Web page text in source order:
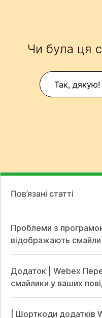
Чи була ця
Так, дякую!
Пов’язані статті
Проблеми з
відображають
Додаток | Webex
смайлики у ваших
| Шорткоди додатків